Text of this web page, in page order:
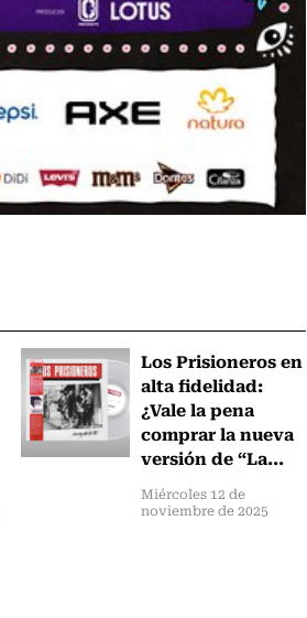
Los Prisioneros en
alta fidelidad:
¿Vale la pena
comprar la nueva
versión de “La...
Miércoles 12 de
noviembre de 2025